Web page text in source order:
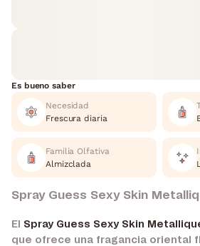
Es bueno saber
Necesidad
Frescura diaria
Familia Olfativa
Almizclada
Spray Guess Sexy Skin
El Spray Guess Sexy Skin
que ofrece una fragancia oriental